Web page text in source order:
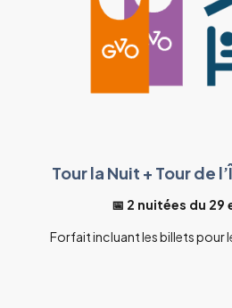
Tour la Nuit + Tour de
📅 2 nuitées du 29
Forfait incluant les billets pour